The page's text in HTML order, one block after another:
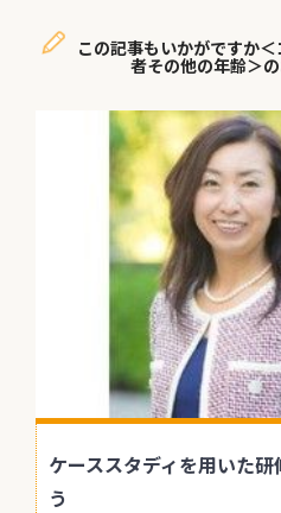
この記事もいかがですか
者その他の年齢＞
ケーススタディを用いた
う